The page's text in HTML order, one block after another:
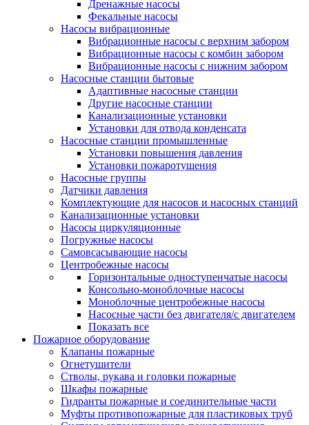
Дренажные насосы
Фекальные насосы
Насосы вибрационные
Вибрационные насосы с верхним забором
Вибрационные насосы с комбин забором
Вибрационные насосы с нижним забором
Насосные станции бытовые
Адаптивные насосные станции
Другие насосные станции
Канализационные установки
Установки для отвода конденсата
Насосные станции промышленные
Установки повышения давления
Установки пожаротушения
Насосные группы
Датчики давления
Комплектующие для насосов и насосных станций
Канализационные установки
Насосы циркуляционные
Погружные насосы
Самовсасывающие насосы
Центробежные насосы
Горизонтальные одноступенчатые насосы
Консольно-моноблочные насосы
Моноблочные центробежные насосы
Насосные части без двигателя/с двигателем
Показать все
Пожарное оборудование
Клапаны пожарные
Огнетушители
Стволы, рукава и головки пожарные
Шкафы пожарные
Гидранты пожарные и соединительные части
Муфты противопожарные для пластиковых труб